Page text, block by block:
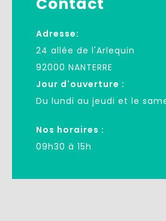
Adresse:
24 allée de l'Arlequin
92000 NANTERRE
Jour d'ouverture :
Du lundi au jeudi et le
Nos horaires :
09h30 à 15h